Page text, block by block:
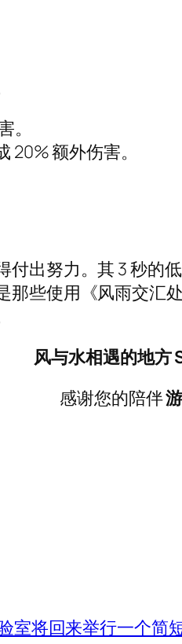
额外伤害。
出努力。其 3 秒的
些使用《风雨交汇
风与水相遇的地方
感谢您的陪伴
室将回来举行一个简